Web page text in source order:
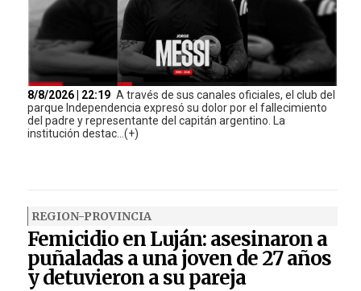
8/8/2026 | 22:19 A través de sus canales oficiales, el club del
parque Independencia expresó su dolor por el fallecimiento
del padre y representante del capitán argentino. La
institución destac...(+)
REGION-PROVINCIA
Femicidio en Luján: asesinaron a
puñaladas a una joven de 27 años
y detuvieron a su pareja